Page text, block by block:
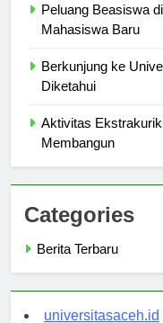
Peluang Beasiswa
Berkunjung ke
Aktivitas
Categories